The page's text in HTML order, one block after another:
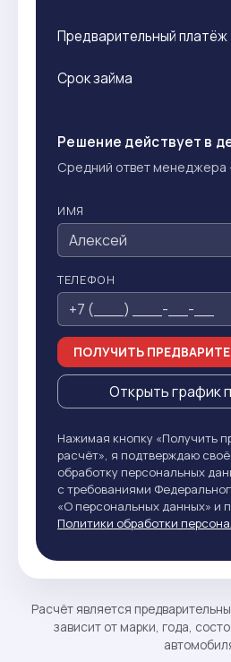
Предварительный платёж
Срок займа
Решение действует в
Средний ответ менеджера
ИМЯ
ТЕЛЕФОН
ПОЛУЧИТЬ
Открыть график
Нажимая кнопку «Получить
расчёт», я подтверждаю
обработку персональных
с требованиями
«О персональных данных» и
Политики обработки
Расчёт является
зависит от марки, года,